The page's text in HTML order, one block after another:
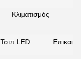
Κλιματισμός
Τσιπ LED